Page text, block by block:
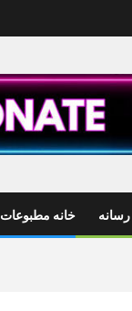
خانه مطبوعات